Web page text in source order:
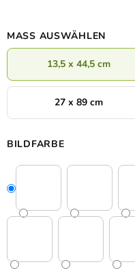
MASS AUSWÄHLEN
13,5 x 44,5 cm
27 x 89 cm
BILDFARBE